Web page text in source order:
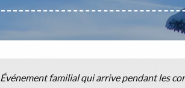
Événement familial qui arrive pendant les